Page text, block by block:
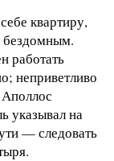
квартиру,
бездомным.
работать
неприветливо
указывал на
— следовать